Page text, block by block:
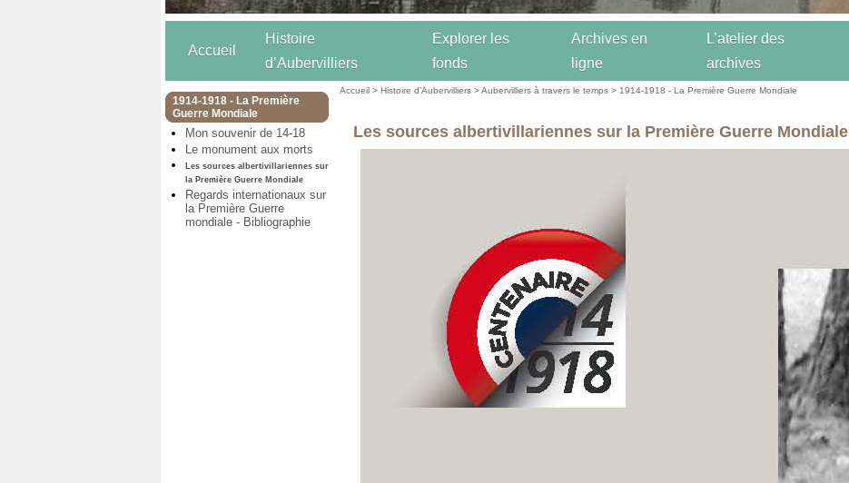
Accueil
Histoire
d’Aubervilliers
Explorer les
fonds
Archives en
ligne
L’atelier des
archives
1914-1918 - La Première
Guerre Mondiale
Mon souvenir de 14-18
Le monument aux morts
Les sources albertivillariennes sur
la Première Guerre Mondiale
Regards internationaux sur
la Première Guerre
mondiale - Bibliographie
Accueil >Histoire d’Aubervilliers>Aubervilliers à travers le temps > 1914-1918 - La Première Guerre Mondiale
Les sources albertivillariennes sur la Première Guerre Mondiale